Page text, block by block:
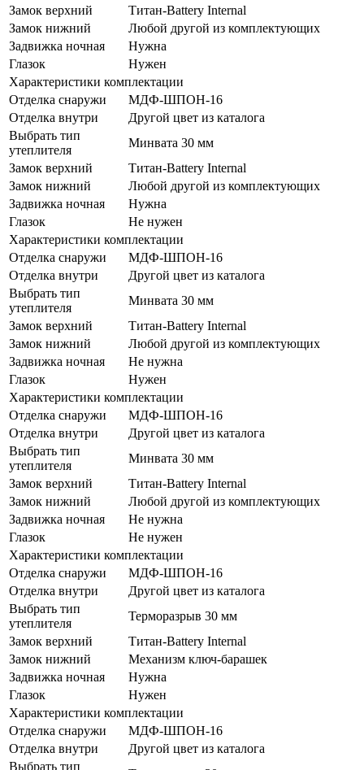
Замок верхний
Титан-Battery Internal
Замок нижний
Любой другой из комплектующих
Задвижка ночная
Нужна
Глазок
Нужен
Характеристики комплектации
Отделка снаружи
МДФ-ШПОН-16
Отделка внутри
Другой цвет из каталога
Выбрать тип
утеплителя
Минвата 30 мм
Замок верхний
Титан-Battery Internal
Замок нижний
Любой другой из комплектующих
Задвижка ночная
Нужна
Глазок
Не нужен
Характеристики комплектации
Отделка снаружи
МДФ-ШПОН-16
Отделка внутри
Другой цвет из каталога
Выбрать тип
утеплителя
Минвата 30 мм
Замок верхний
Титан-Battery Internal
Замок нижний
Любой другой из комплектующих
Задвижка ночная
Не нужна
Глазок
Нужен
Характеристики комплектации
Отделка снаружи
МДФ-ШПОН-16
Отделка внутри
Другой цвет из каталога
Выбрать тип
утеплителя
Минвата 30 мм
Замок верхний
Титан-Battery Internal
Замок нижний
Любой другой из комплектующих
Задвижка ночная
Не нужна
Глазок
Не нужен
Характеристики комплектации
Отделка снаружи
МДФ-ШПОН-16
Отделка внутри
Другой цвет из каталога
Выбрать тип
утеплителя
Терморазрыв 30 мм
Замок верхний
Титан-Battery Internal
Замок нижний
Механизм ключ-барашек
Задвижка ночная
Нужна
Глазок
Нужен
Характеристики комплектации
Отделка снаружи
МДФ-ШПОН-16
Отделка внутри
Другой цвет из каталога
Выбрать тип